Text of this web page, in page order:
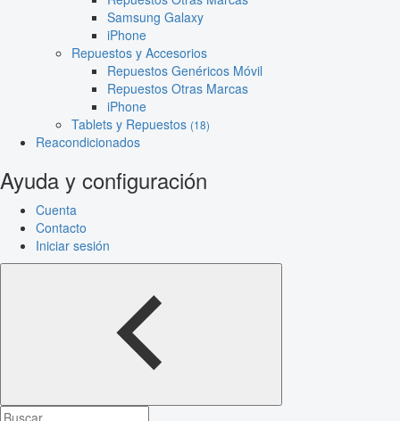
Samsung Galaxy
iPhone
Repuestos y Accesorios
Repuestos Genéricos Móvil
Repuestos Otras Marcas
iPhone
Tablets y Repuestos (18)
Reacondicionados
Ayuda y configuración
Cuenta
Contacto
Iniciar sesión